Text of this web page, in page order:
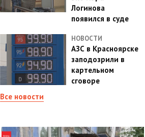
Логинова
появился в суде
НОВОСТИ
АЗС в Красноярске
заподозрили в
картельном
сговоре
Все новости